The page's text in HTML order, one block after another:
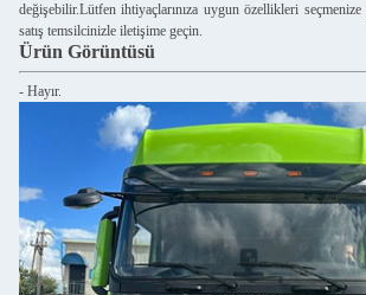
değişebilir.Lütfen ihtiyaçlarınıza uygun özellikleri
satış temsilcinizle iletişime geçin.
Ürün Görüntüsü
- Hayır.